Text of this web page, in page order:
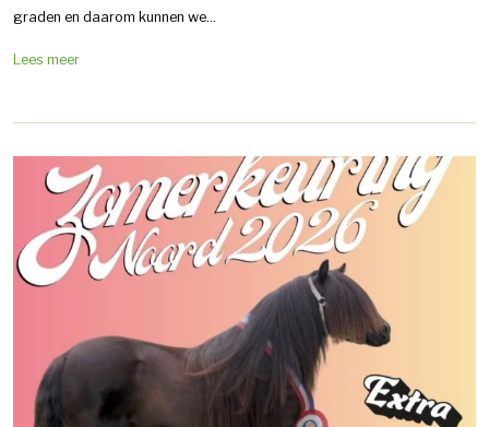
graden en daarom kunnen we...
Lees meer